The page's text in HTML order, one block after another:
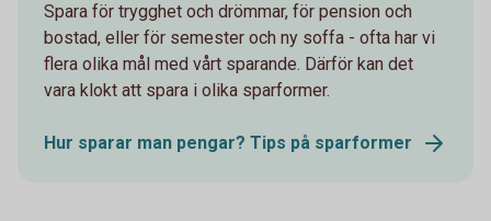
Spara för trygghet och drömmar, för pension och
bostad, eller för semester och ny soffa - ofta har vi
flera olika mål med vårt sparande. Därför kan det
vara klokt att spara i olika sparformer.
Hur sparar man pengar? Tips på sparformer